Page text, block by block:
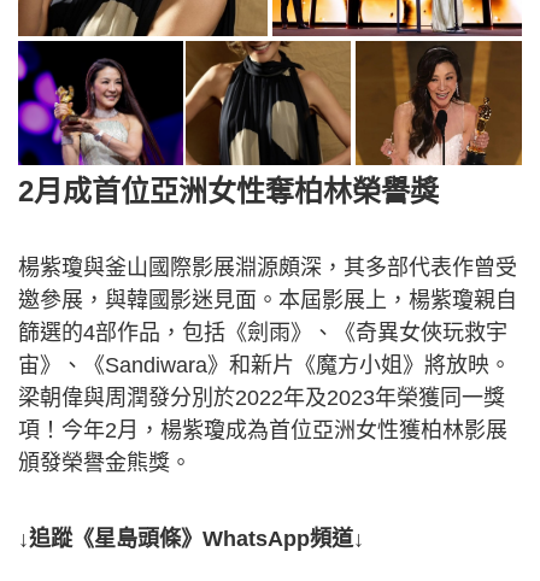
2月成首位亞洲女性奪柏林榮譽獎
楊紫瓊與釜山國際影展淵源頗深，其多部代表作曾受
邀參展，與韓國影迷見面。本屆影展上，楊紫瓊親自
篩選的4部作品，包括《劍雨》、《奇異女俠玩救宇
宙》、《Sandiwara》和新片《魔方小姐》將放映。
梁朝偉與周潤發分別於2022年及2023年榮獲同一獎
項！今年2月，楊紫瓊成為首位亞洲女性獲柏林影展
頒發榮譽金熊獎。
↓追蹤《星島頭條》WhatsApp頻道↓